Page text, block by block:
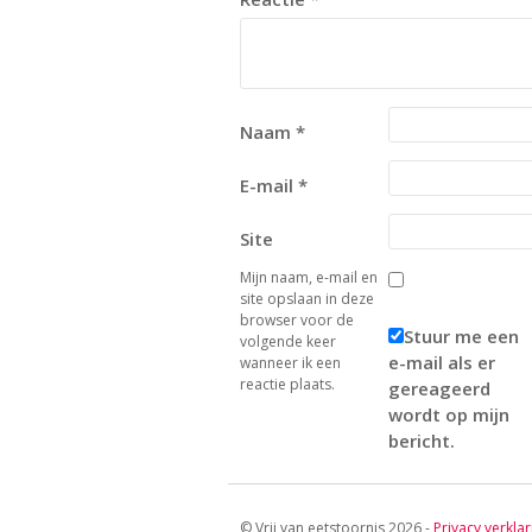
Naam *
E-mail *
Site
Mijn naam, e-mail en
site opslaan in deze
browser voor de
volgende keer
wanneer ik een
reactie plaats.
Stuur me een
e-mail als er
gereageerd
wordt op mijn
bericht.
© Vrij van eetstoornis 2026 -Privacy